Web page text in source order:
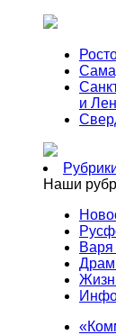
и
Наши